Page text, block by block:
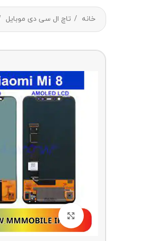
خانه تاچ ال سی دی موبایل
د
بزرگنمایی تصویر